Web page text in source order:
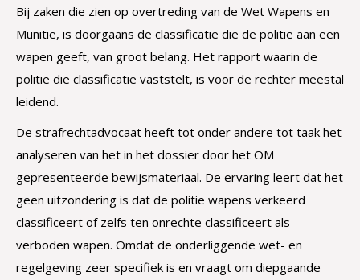
Bij zaken die zien op overtreding van de Wet Wapens en
Munitie, is doorgaans de classificatie die de politie aan een
wapen geeft, van groot belang. Het rapport waarin de
politie die classificatie vaststelt, is voor de rechter meestal
leidend.
De strafrechtadvocaat heeft tot onder andere tot taak het
analyseren van het in het dossier door het OM
gepresenteerde bewijsmateriaal. De ervaring leert dat het
geen uitzondering is dat de politie wapens verkeerd
classificeert of zelfs ten onrechte classificeert als
verboden wapen. Omdat de onderliggende wet- en
regelgeving zeer specifiek is en vraagt om diepgaande